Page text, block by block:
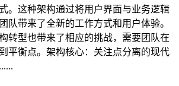
。这种架构通过将用户界面与业务逻辑
队带来了全新的工作方式和用户体验。
转型也带来了相应的挑战，需要团队在
平衡点。架构核心：关注点分离的现代